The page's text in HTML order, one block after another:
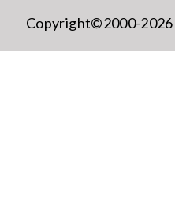
Copyright©2000-2026